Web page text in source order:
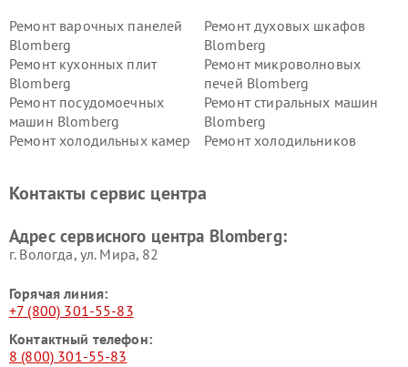
Ремонт варочных панелей
Blomberg
Ремонт духовых шкафов
Blomberg
Ремонт кухонных плит
Blomberg
Ремонт микроволновых
печей Blomberg
Ремонт посудомоечных
машин Blomberg
Ремонт стиральных машин
Blomberg
Ремонт холодильных камер
Ремонт холодильников
Контакты сервис центра
Адрес сервисного центра Blomberg:
г. Вологда, ул. Мира, 82
Горячая линия:
+7 (800) 301-55-83
Контактный телефон:
8 (800) 301-55-83